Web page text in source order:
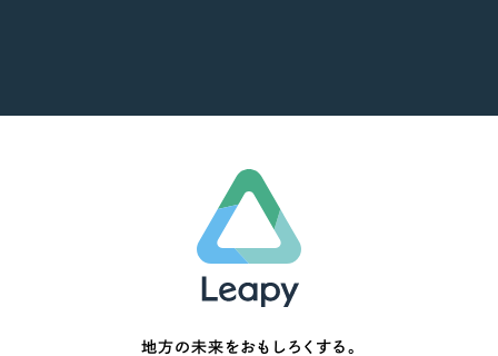
地方の未来をおもしろくする。